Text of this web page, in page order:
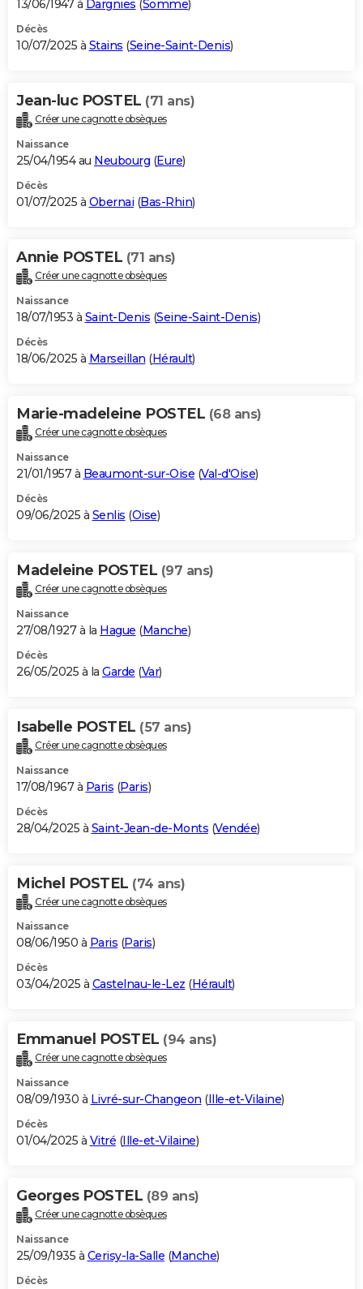
13/06/1947 à Dargnies (Somme)
Décès
10/07/2025 à Stains (Seine-Saint-Denis)
Jean-luc POSTEL (71 ans)
Créer une cagnotte obsèques
Naissance
25/04/1954 au Neubourg (Eure)
Décès
01/07/2025 à Obernai (Bas-Rhin)
Annie POSTEL (71 ans)
Créer une cagnotte obsèques
Naissance
18/07/1953 à Saint-Denis (Seine-Saint-Denis)
Décès
18/06/2025 à Marseillan (Hérault)
Marie-madeleine POSTEL (68 ans)
Créer une cagnotte obsèques
Naissance
21/01/1957 à Beaumont-sur-Oise (Val-d'Oise)
Décès
09/06/2025 à Senlis (Oise)
Madeleine POSTEL (97 ans)
Créer une cagnotte obsèques
Naissance
27/08/1927 à la Hague (Manche)
Décès
26/05/2025 à la Garde (Var)
Isabelle POSTEL (57 ans)
Créer une cagnotte obsèques
Naissance
17/08/1967 à Paris (Paris)
Décès
28/04/2025 à Saint-Jean-de-Monts (Vendée)
Michel POSTEL (74 ans)
Créer une cagnotte obsèques
Naissance
08/06/1950 à Paris (Paris)
Décès
03/04/2025 à Castelnau-le-Lez (Hérault)
Emmanuel POSTEL (94 ans)
Créer une cagnotte obsèques
Naissance
08/09/1930 à Livré-sur-Changeon (Ille-et-Vilaine)
Décès
01/04/2025 à Vitré (Ille-et-Vilaine)
Georges POSTEL (89 ans)
Créer une cagnotte obsèques
Naissance
25/09/1935 à Cerisy-la-Salle (Manche)
Décès